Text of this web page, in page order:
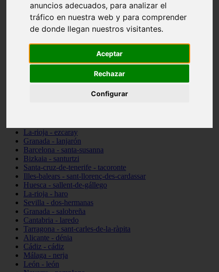
anuncios adecuados, para analizar el
tráfico en nuestra web y para comprender
de donde llegan nuestros visitantes.
Aceptar
Rechazar
Configurar
Sevilla - marinaleda
Córdoba - almedinilla
Navarra - zangoza
Cantabria - arenas-de-iguña
Barcelona - la-pobla-de-lillet
Las-palmas - yaiza
Valladolid - fuensaldaña
La-rioja - ezcaray
Granada - lanjarón
Barcelona - santa-susanna
Bizkaia - santurtzi
Santa-cruz-de-tenerife - tacoronte
Illes-balears - sant-llorenç-des-cardassar
Huesca - sallent-de-gállego
La-rioja - haro
Sevilla - dos-hermanas
Granada - salobreña
Cantabria - laredo
Tarragona - sant-carles-de-la-ràpita
Alicante - dénia
Cádiz - cádiz
Málaga - nerja
León - león